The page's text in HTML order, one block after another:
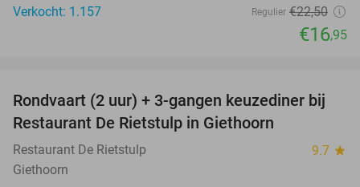
Verkocht: 1.157
Regulier €22,50
€16,95
41%
Rondvaart (2 uur) + 3-gangen keuzediner bij
Restaurant De Rietstulp in Giethoorn
Restaurant De Rietstulp 9.7 star
Giethoorn